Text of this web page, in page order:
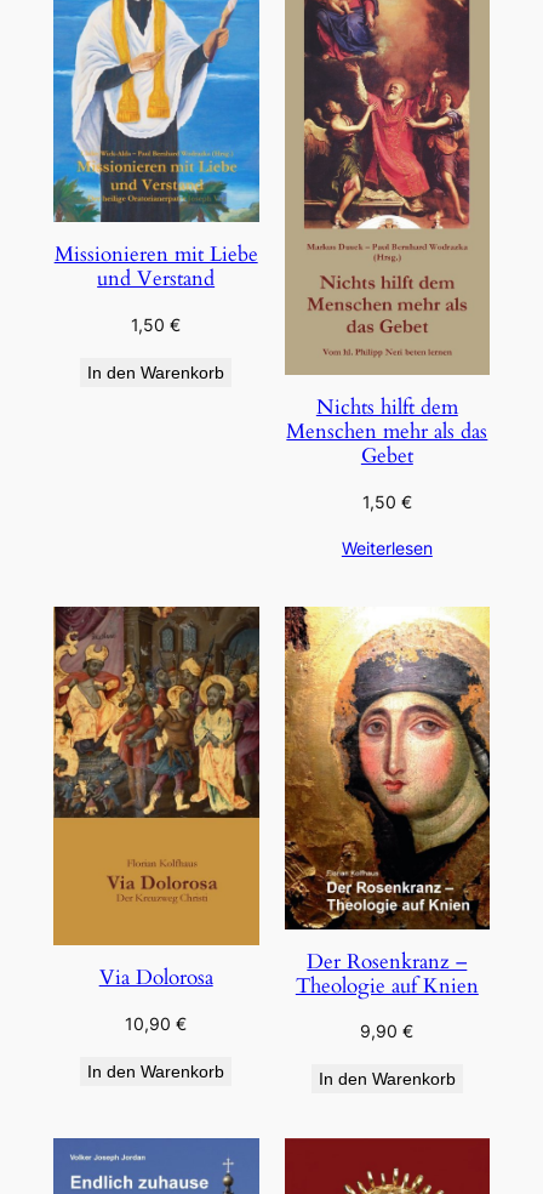
Missionieren mit Liebe
und Verstand
1,50€
In den Warenkorb
Nichts hilft dem
Menschen mehr als das
Gebet
1,50 €
Weiterlesen
Via Dolorosa
10,90€
In den Warenkorb
Der Rosenkranz –
Theologie auf Knien
9,90€
In den Warenkorb